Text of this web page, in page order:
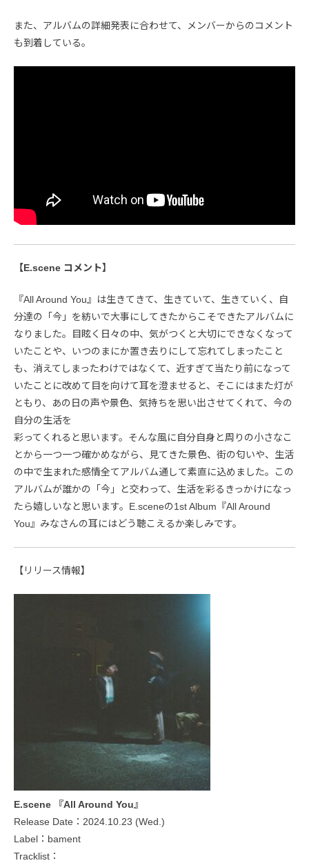
また、アルバムの詳細発表に合わせて、メンバーからのコメント
も到着している。
【E.scene コメント】
『All Around You』は生きてきて、生きていて、生きていく、自
分達の「今」を紡いで大事にしてきたからこそできたアルバムに
なりました。目眩く日々の中、気がつくと大切にできなくなって
いたことや、いつのまにか置き去りにして忘れてしまったこと
も、消えてしまったわけではなくて、近すぎて当たり前になって
いたことに改めて目を向けて耳を澄ませると、そこにはまた灯が
ともり、あの日の声や景色、気持ちを思い出させてくれて、今の
自分の生活を
彩ってくれると思います。そんな風に自分自身と周りの小さなこ
とから一つ一つ確かめながら、見てきた景色、街の匂いや、生活
の中で生まれた感情全てアルバム通して素直に込めました。この
アルバムが誰かの「今」と交わって、生活を彩るきっかけになっ
たら嬉しいなと思います。E.sceneの1st Album『All Around
You』みなさんの耳にはどう聴こえるか楽しみです。
【リリース情報】
E.scene 『All Around You』
Release Date：2024.10.23 (Wed.)
Label：bament
Tracklist：